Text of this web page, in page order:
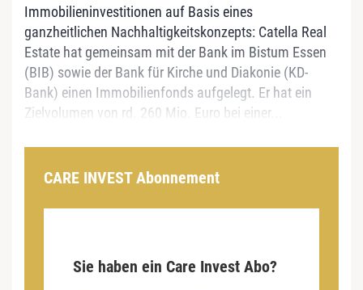
Immobilieninvestitionen auf Basis eines
ganzheitlichen Nachhaltigkeitskonzepts: Catella Real
Estate hat gemeinsam mit der Bank im Bistum Essen
(BIB) sowie der Bank für Kirche und Diakonie (KD-
Bank) einen Immobilienfonds aufgelegt. Er hat ein
Zielvolumen von rd. 260 Mio. Euro bei einer...
CARE INVEST Abonnement
Sie haben ein Care Invest Abo?